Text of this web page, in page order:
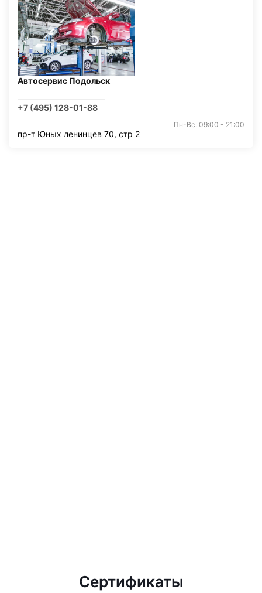
Автосервис Подольск
+7 (495) 128-01-88
Пн-Вс: 09:00 - 21:00
пр-т Юных ленинцев 70, стр 2
Сертификаты